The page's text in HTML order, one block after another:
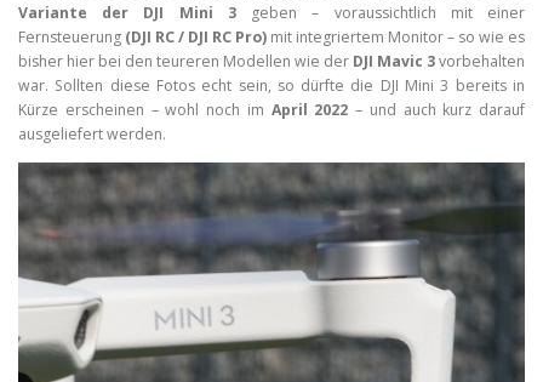
Variante der DJI Mini 3geben – voraussichtlich mit einer
Fernsteuerung (DJI RC / DJI RC Pro) mit integriertem Monitor – so wie es
bisher hier bei den teureren Modellen wie der DJI Mavic 3vorbehalten
war. Sollten diese Fotos echt sein, so dürfte die DJI Mini 3 bereits in
Kürze erscheinen – wohl noch im April 2022 – und auch kurz darauf
ausgeliefert werden.